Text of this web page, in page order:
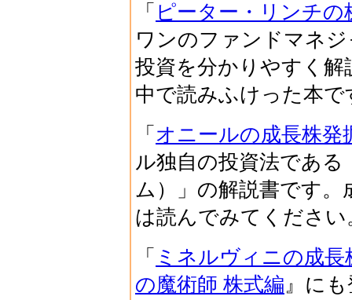
「 ピーター・リンチの
ワンのファンドマネ
投資を分かりやすく解
中で読みふけった本で
「 オニールの成長株発
ル独自の投資法であ
ム）」の解説書です。
は読んでみてください
「 ミネルヴィニの成長
の魔術師 株式編』に